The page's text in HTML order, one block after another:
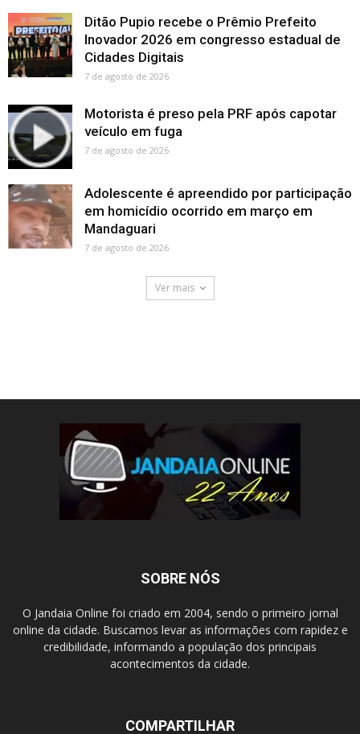
Ditão Pupio recebe o Prêmio Prefeito
Inovador 2026 em congresso estadual de
Cidades Digitais
7 de agosto de 2026
Motorista é preso pela PRF após capotar
veículo em fuga
7 de agosto de 2026
Adolescente é apreendido por participação
em homicídio ocorrido em março em
Mandaguari
7 de agosto de 2026
Ver mais
SOBRE NÓS
O Jandaia Online foi criado em 2004, sendo o primeiro jornal
online da cidade. Buscamos levar as informações com rapidez e
credibilidade, informando a população dos principais
acontecimentos da cidade.
COMPARTILHAR